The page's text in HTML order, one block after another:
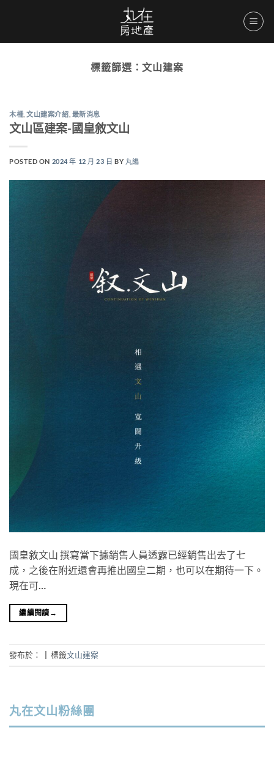
標籤篩選：文山建案
木柵,文山建案介紹 最新消息
文山區建案-國皇敘文山
POSTED ON 2024 年 12 月 23 日 BY 丸編
國皇敘文山 撰寫當下據銷售人員透露已經銷售出去了七
成，之後在附近還會再推出國皇二期，也可以在期待一下。
現在可…
繼續閱讀 →
發布於： 標籤文山建案
丸在文山粉絲團